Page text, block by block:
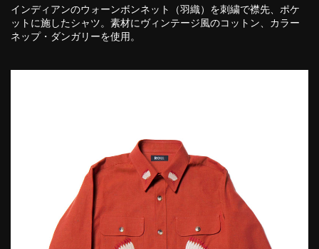
インディアンのウォーンボンネット（羽織）を刺繍で襟先、ポケ
ットに施したシャツ。素材にヴィンテージ風のコットン、カラー
ネップ・ダンガリーを使用。